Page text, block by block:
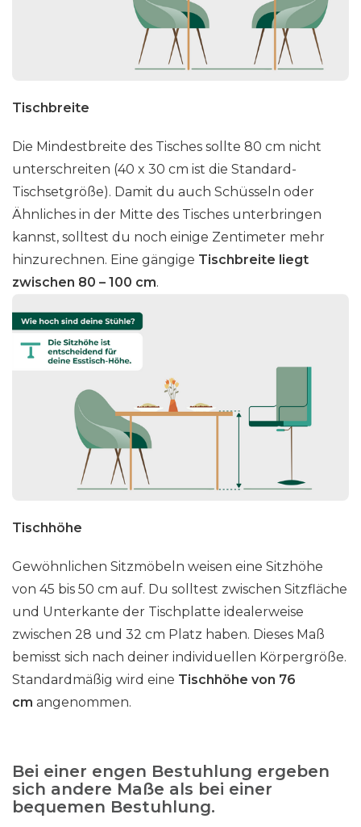
Tischbreite
Die Mindestbreite des Tisches sollte 80 cm nicht
unterschreiten (40 x 30 cm ist die Standard-
Tischsetgröße). Damit du auch Schüsseln oder
Ähnliches in der Mitte des Tisches unterbringen
kannst, solltest du noch einige Zentimeter mehr
hinzurechnen. Eine gängige Tischbreite liegt
zwischen 80 – 100 cm.
Tischhöhe
Gewöhnlichen Sitzmöbeln weisen eine Sitzhöhe
von 45 bis 50 cm auf. Du solltest zwischen Sitzfläche
und Unterkante der Tischplatte idealerweise
zwischen 28 und 32 cm Platz haben. Dieses Maß
bemisst sich nach deiner individuellen Körpergröße.
Standardmäßig wird eine Tischhöhe von 76
cm angenommen.
Bei einer engen Bestuhlung ergeben
sich andere Maße als bei einer
bequemen Bestuhlung.